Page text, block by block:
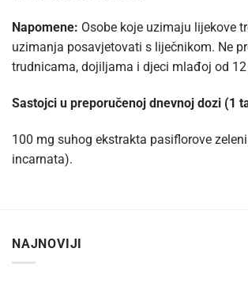
Napomene: Osobe koje uzimaju lijekove
uzimanja posavjetovati s liječnikom. Ne
trudnicama, dojiljama i djeci mlađoj od
Sastojci u preporučenoj dnevnoj dozi (1
100 mg suhog ekstrakta pasiflorove
incarnata).
NAJNOVIJI